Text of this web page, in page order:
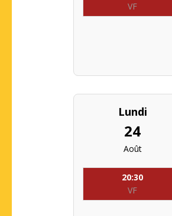
VF
Lundi
24
Août
20:30
VF